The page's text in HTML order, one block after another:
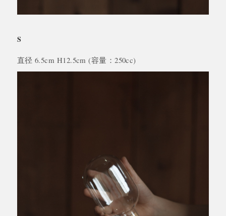
S
直径 6.5cm H12.5cm (容量：250cc)